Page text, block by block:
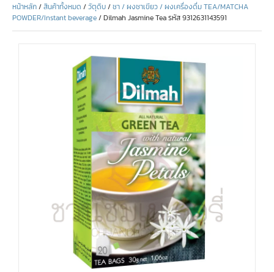
หน้าหลัก/สินค้าทั้งหมด /วัตุดิบ/ชา / ผงชาเขียว / ผงเครื่องดื่ม TEA/MATCHA
POWDER/Instant beverage/ Dilmah Jasmine Tea รหัส 9312631143591